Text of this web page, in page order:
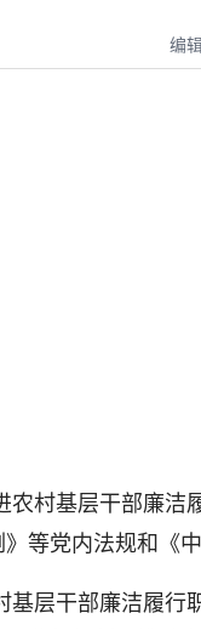
编
基层干部廉洁履
等党内法规和《
干部廉洁履行职